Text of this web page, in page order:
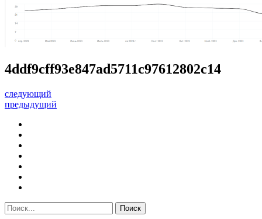
4ddf9cff93e847ad5711c97612802c14
следующий
предыдущий